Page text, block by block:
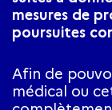
mesures de
poursuites
Afin de
médical ou